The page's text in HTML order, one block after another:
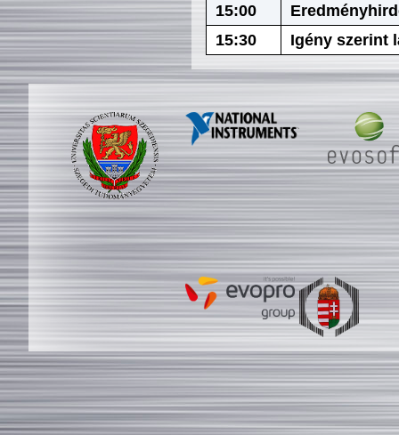
15:00
15:30
Igény szerint